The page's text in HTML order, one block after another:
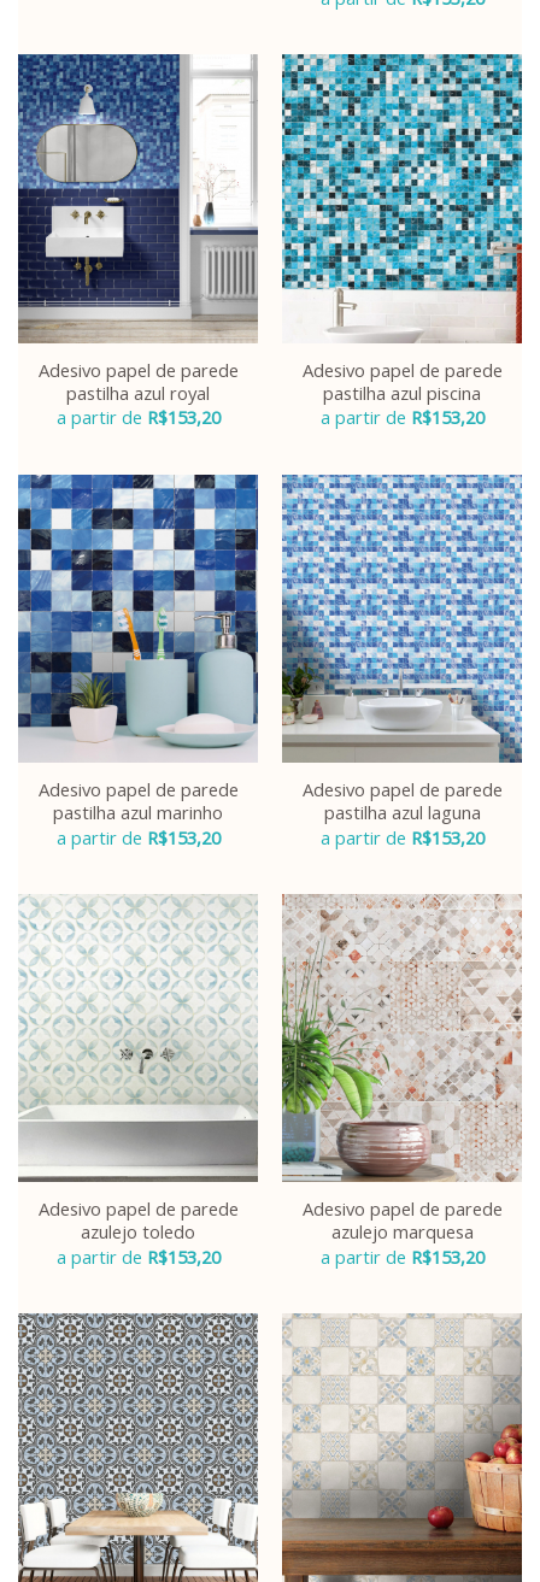
Adesivo papel de parede
pastilha azul royal
a partir de R$153,20
Adesivo papel de parede
pastilha azul piscina
a partir de R$153,20
Adesivo papel de parede
pastilha azul marinho
a partir de R$153,20
Adesivo papel de parede
pastilha azul laguna
a partir de R$153,20
Adesivo papel de parede
azulejo toledo
a partir de R$153,20
Adesivo papel de parede
azulejo marquesa
a partir de R$153,20